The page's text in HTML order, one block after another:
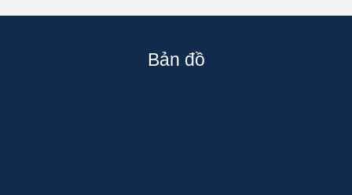
Bản đồ